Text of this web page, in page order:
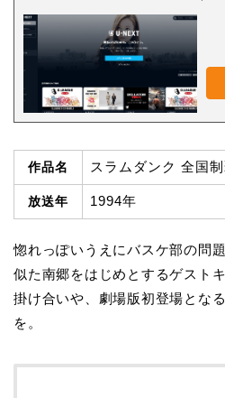
作品名 スラムダンク 全国
放送年 1994年
惚れっぽいうえにバスケ部の問
似た南郷をはじめとするゲスト
掛け合いや、劇場版初登場とな
を。